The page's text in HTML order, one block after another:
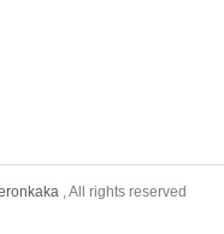
, All rights reserved